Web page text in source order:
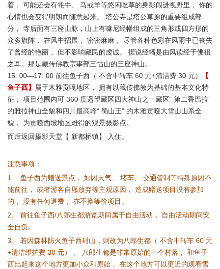
着， 可能还会有牦牛、 马或羊等悠闲吃草的身影闯进视野里， 你的
心情也会变得明朗而随意起来。 塔公寺是塔公草原的重要组成部
分， 寺后面有三座山脉，山上有嘛尼经幡组成的三角形或四方形的
众多旗阵， 在风中招展， 密密麻麻， 尽管各种色彩在风雨中已丧失
了曾经的艳丽， 但不影响藏民的虔诚。 据说经幡是由风读经于佛祖
之耳。那是藏传佛教宗事部三怙山的三座神山。
15: 00—17: 00 前往鱼子西（ 不含中转车 60 元+清洁费 30 元）
【
鱼子西】
属于木雅贡嘎地区， 拥有以藏传佛教为基础的基本文化特
征， 项目范围内可 360 度遥望藏区四大神山之一藏区“ 第二香巴拉”
的雅拉神山全貌和四川最高峰“ 蜀山王” 的木雅贡嘎大雪山山系全
貌， 为贡嘎西坡地区难得的观景摄影点。
而后返回摄影天堂【 新都桥镇】 入住。
注意事项：
1、 鱼子西为赠送景点， 如因天气、 堵车、 交通管制等特殊原因不
能前往， 或者游客自愿放弃等主观原因， 造成赠送项目没有参加
的， 没有任何退费， 亦不换等价项目。
2、 前往鱼子西/八郎生都游览期间属于自由活动， 自由活动期间安
全自负。
3、 若因森林防火鱼子西封山，则改为八郎生都（ 不含中转车 60 元
+清洁维护费 30 元） 。 八郎生都是非常原始的一个村落， 和鱼子
西比起来这个地方更加小众和原始， 在这个地方可以更近的观看雪